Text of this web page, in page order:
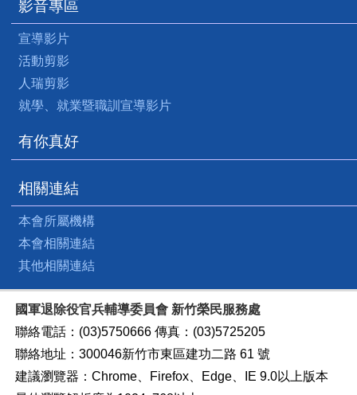
影音專區
宣導影片
活動剪影
人瑞剪影
就學、就業暨職訓宣導影片
有你真好
相關連結
本會所屬機構
本會相關連結
其他相關連結
國軍退除役官兵輔導委員會 新竹榮民服務處
聯絡電話：(03)5750666 傳真：(03)5725205
聯絡地址：300046新竹市東區建功二路 61 號
建議瀏覽器：Chrome、Firefox、Edge、IE 9.0以上版本